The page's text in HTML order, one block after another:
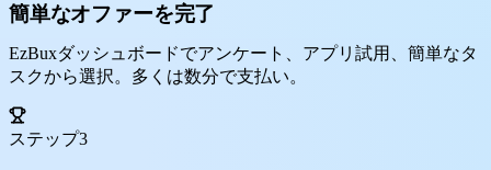
簡単なオファーを完了
EzBuxダッシュボードでアンケート、アプリ試用、簡単なタ
スクから選択。多くは数分で支払い。
ステップ3